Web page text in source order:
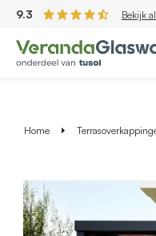
9.3 Bekijk
Home